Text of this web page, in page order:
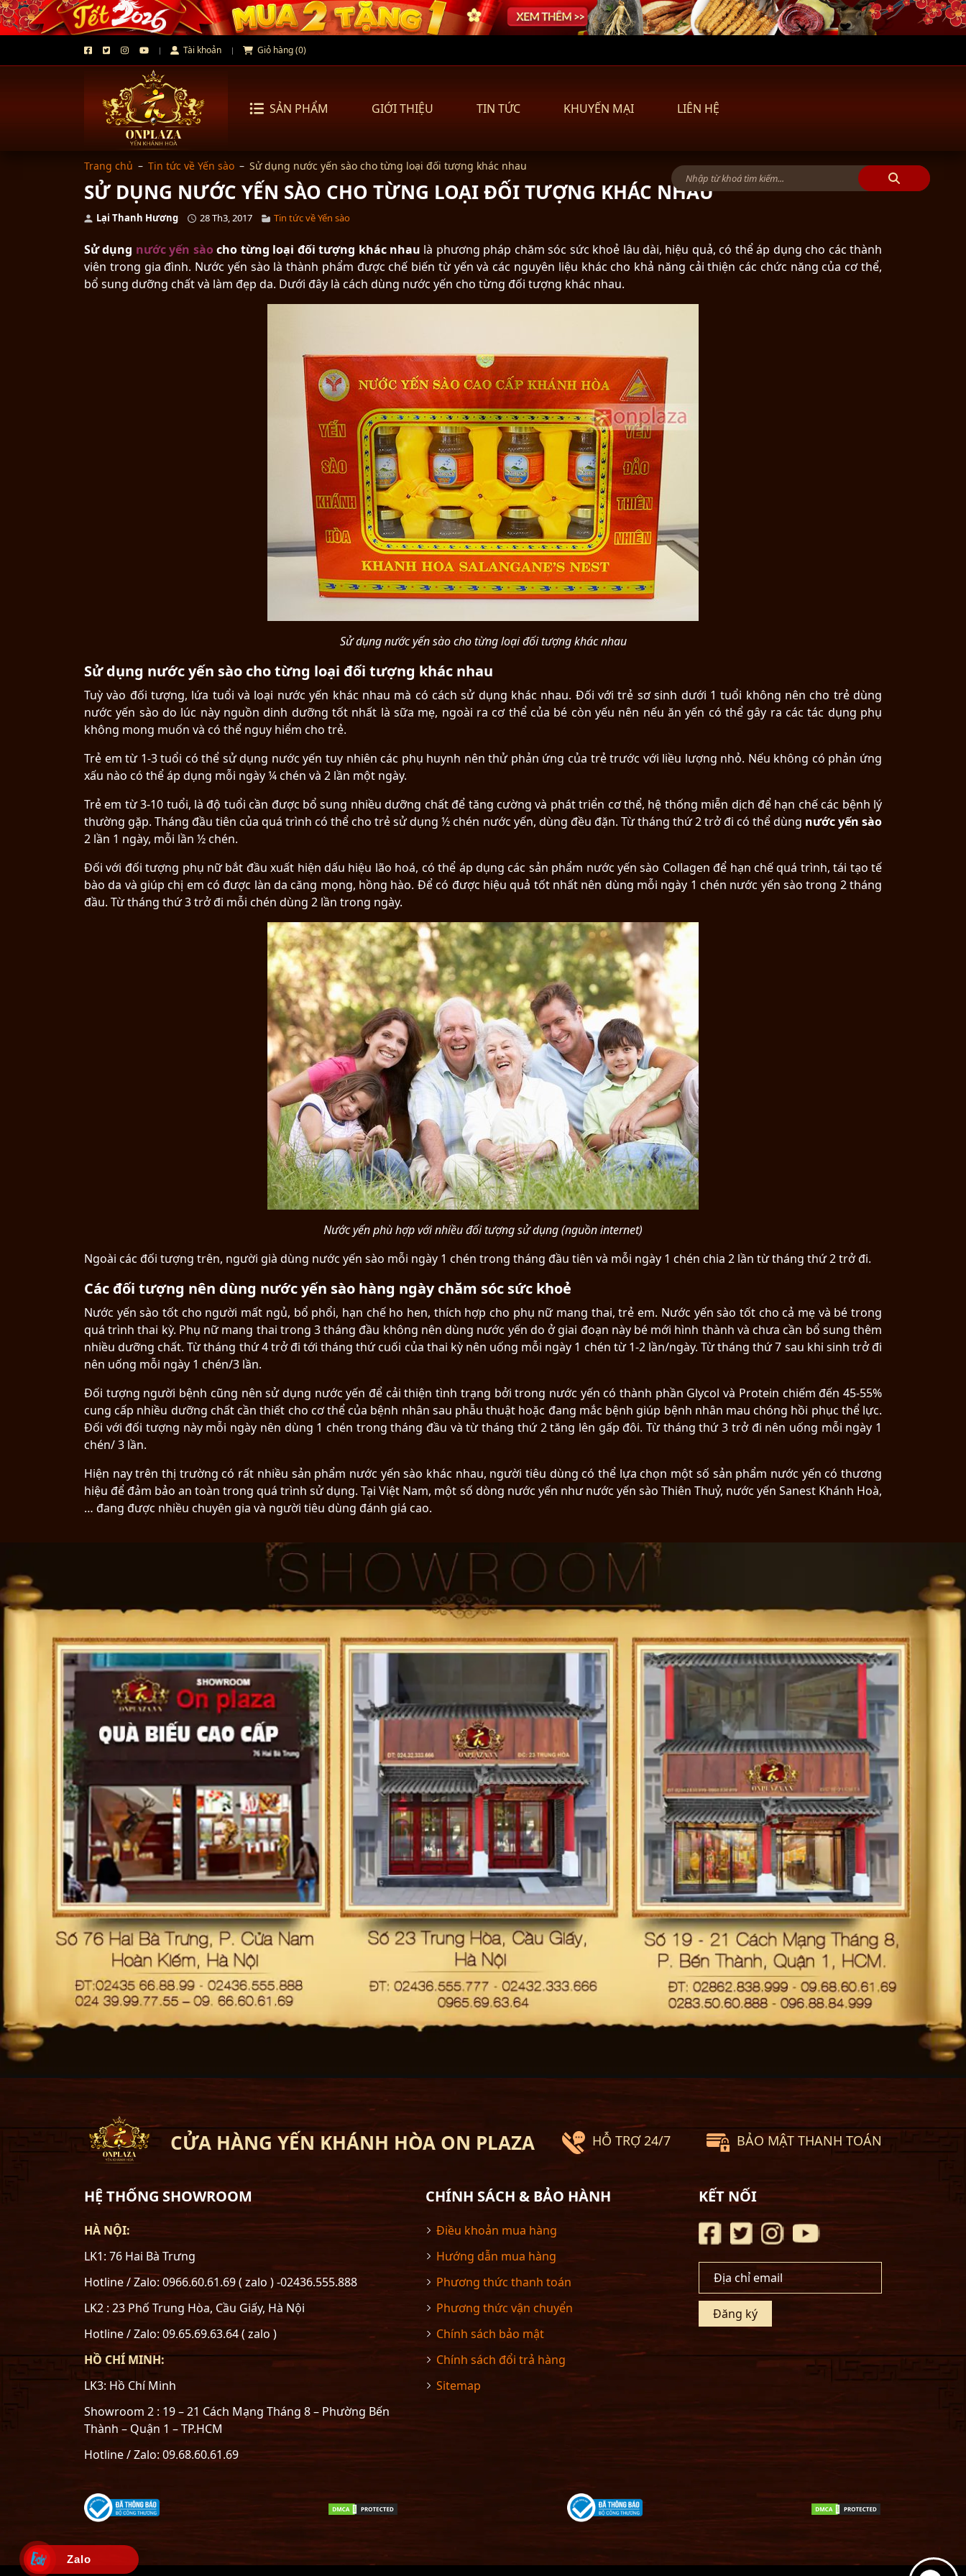
Zalo
Tài khoản Giỏ hàng (0)
SẢN PHẨM GIỚI THIỆU TIN TỨC KHUYẾN MẠI LIÊN HỆ
Trang chủ – Tin tức về Yến sào – Sử dụng nước yến sào cho từng loại đối tượng khác nhau
SỬ DỤNG NƯỚC YẾN SÀO CHO TỪNG LOẠI ĐỐI TƯỢNG KHÁC NHAU
Lại Thanh Hương 28 Th3, 2017 Tin tức về Yến sào
Sử dụng nước yến sào cho từng loại đối tượng khác nhau là phương pháp chăm sóc sức khoẻ lâu dài, hiệu quả, có thể áp dụng cho các thành
viên trong gia đình. Nước yến sào là thành phẩm được chế biến từ yến và các nguyên liệu khác cho khả năng cải thiện các chức năng của cơ thể,
bổ sung dưỡng chất và làm đẹp da. Dưới đây là cách dùng nước yến cho từng đối tượng khác nhau.
Sử dụng nước yến sào cho từng loại đối tượng khác nhau
Sử dụng nước yến sào cho từng loại đối tượng khác nhau
Tuỳ vào đối tượng, lứa tuổi và loại nước yến khác nhau mà có cách sử dụng khác nhau. Đối với trẻ sơ sinh dưới 1 tuổi không nên cho trẻ dùng
nước yến sào do lúc này nguồn dinh dưỡng tốt nhất là sữa mẹ, ngoài ra cơ thể của bé còn yếu nên nếu ăn yến có thể gây ra các tác dụng phụ
không mong muốn và có thể nguy hiểm cho trẻ.
Trẻ em từ 1-3 tuổi có thể sử dụng nước yến tuy nhiên các phụ huynh nên thử phản ứng của trẻ trước với liều lượng nhỏ. Nếu không có phản ứng
xấu nào có thể áp dụng mỗi ngày ¼ chén và 2 lần một ngày.
Trẻ em từ 3-10 tuổi, là độ tuổi cần được bổ sung nhiều dưỡng chất để tăng cường và phát triển cơ thể, hệ thống miễn dịch để hạn chế các bệnh lý
thường gặp. Tháng đầu tiên của quá trình có thể cho trẻ sử dụng ½ chén nước yến, dùng đều đặn. Từ tháng thứ 2 trở đi có thể dùng nước yến sào
2 lần 1 ngày, mỗi lần ½ chén.
Đối với đối tượng phụ nữ bắt đầu xuất hiện dấu hiệu lão hoá, có thể áp dụng các sản phẩm nước yến sào Collagen để hạn chế quá trình, tái tạo tế
bào da và giúp chị em có được làn da căng mọng, hồng hào. Để có được hiệu quả tốt nhất nên dùng mỗi ngày 1 chén nước yến sào trong 2 tháng
đầu. Từ tháng thứ 3 trở đi mỗi chén dùng 2 lần trong ngày.
Nước yến phù hợp với nhiều đối tượng sử dụng (nguồn internet)
Ngoài các đối tượng trên, người già dùng nước yến sào mỗi ngày 1 chén trong tháng đầu tiên và mỗi ngày 1 chén chia 2 lần từ tháng thứ 2 trở đi.
Các đối tượng nên dùng nước yến sào hàng ngày chăm sóc sức khoẻ
Nước yến sào tốt cho người mất ngủ, bổ phổi, hạn chế ho hen, thích hợp cho phụ nữ mang thai, trẻ em. Nước yến sào tốt cho cả mẹ và bé trong
quá trình thai kỳ. Phụ nữ mang thai trong 3 tháng đầu không nên dùng nước yến do ở giai đoạn này bé mới hình thành và chưa cần bổ sung thêm
nhiều dưỡng chất. Từ tháng thứ 4 trở đi tới tháng thứ cuối của thai kỳ nên uống mỗi ngày 1 chén từ 1-2 lần/ngày. Từ tháng thứ 7 sau khi sinh trở đi
nên uống mỗi ngày 1 chén/3 lần.
Đối tượng người bệnh cũng nên sử dụng nước yến để cải thiện tình trạng bởi trong nước yến có thành phần Glycol và Protein chiếm đến 45-55%
cung cấp nhiều dưỡng chất cần thiết cho cơ thể của bệnh nhân sau phẫu thuật hoặc đang mắc bệnh giúp bệnh nhân mau chóng hồi phục thể lực.
Đối với đối tượng này mỗi ngày nên dùng 1 chén trong tháng đầu và từ tháng thứ 2 tăng lên gấp đôi. Từ tháng thứ 3 trở đi nên uống mỗi ngày 1
chén/ 3 lần.
Hiện nay trên thị trường có rất nhiều sản phẩm nước yến sào khác nhau, người tiêu dùng có thể lựa chọn một số sản phẩm nước yến có thương
hiệu để đảm bảo an toàn trong quá trình sử dụng. Tại Việt Nam, một số dòng nước yến như nước yến sào Thiên Thuỷ, nước yến Sanest Khánh Hoà,
… đang được nhiều chuyên gia và người tiêu dùng đánh giá cao.
CỬA HÀNG YẾN KHÁNH HÒA ON PLAZA HỖ TRỢ 24/7 BẢO MẬT THANH TOÁN
HỆ THỐNG SHOWROOM
HÀ NỘI:
LK1: 76 Hai Bà Trưng
Hotline / Zalo: 0966.60.61.69 ( zalo ) -02436.555.888
LK2 : 23 Phố Trung Hòa, Cầu Giấy, Hà Nội
Hotline / Zalo: 09.65.69.63.64 ( zalo )
HỒ CHÍ MINH:
LK3: Hồ Chí Minh
Showroom 2 : 19 – 21 Cách Mạng Tháng 8 – Phường Bến
Thành – Quận 1 – TP.HCM
Hotline / Zalo: 09.68.60.61.69
CHÍNH SÁCH & BẢO HÀNH
Điều khoản mua hàng
Hướng dẫn mua hàng
Phương thức thanh toán
Phương thức vận chuyển
Chính sách bảo mật
Chính sách đổi trả hàng
Sitemap
KẾT NỐI